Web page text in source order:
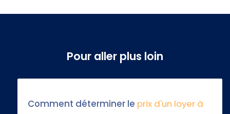
Pour aller plus loin
Comment déterminer le prix d'un loyer à